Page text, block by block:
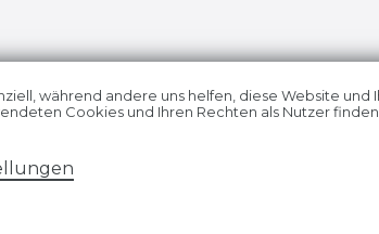
während andere uns helfen, diese Website und
Cookies und Ihren Rechten als Nutzer finden